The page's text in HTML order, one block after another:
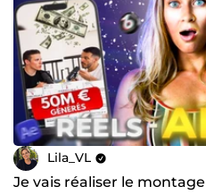
Lila_VL
Je vais réaliser le montage